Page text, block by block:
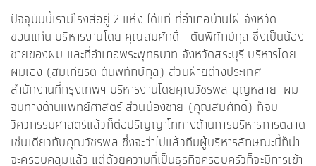
ปัจจุบันนี้เรามีโรงสีอยู่ 2 แห่ง ได้แก่ ที่อำเภอบ้านไผ่ จังหวัด
ขอนแก่น บริหารงานโดย คุณสมศักดิ์ ตันพิทักษ์กุล ซึ่งเป็นน้อง
ชายของผม และที่อำเภอพระพุทธบาท จังหวัดสระบุรี บริหารโดย
ผมเอง (สมเกียรติ ตันพิทักษ์กุล) ส่วนฝ่ายต่างประเทศ
สำนักงานที่กรุงเทพฯ บริหารงานโดยคุณวัชรพล บุญหลาย ผม
จบทางด้านแพทย์ศาสตร์ ส่วนน้องชาย (คุณสมศักดิ์) ก็จบ
วิศวกรรมศาสตร์แล้วก็ต่อปริญญาโททางด้านการบริหารการตลาด
เช่นเดียวกับคุณวัชรพล ซึ่งจะว่าไปแล้วทีมผู้บริหารลักษณะนี้ก็น่า
จะครอบคลุมแล้ว แต่ด้วยความที่เป็นธุรกิจครอบครัวก็จะมีการเข้า